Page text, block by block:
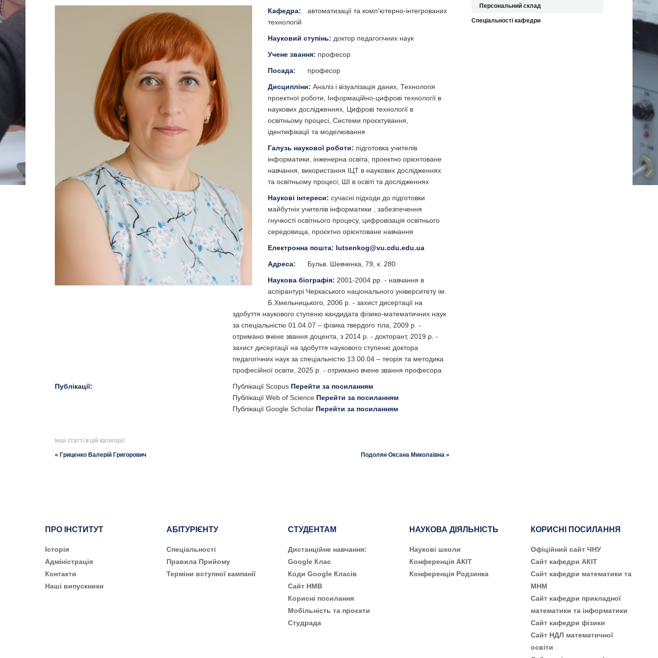
Кафедра:
автоматизації та комп'ютерно-інтегрованих
технологій
Науковий ступінь: доктор педагогічних наук
Учене звання: професор
Посада: професор
Дисципліни:Аналіз і візуалізація даних, Технологія
проектної роботи, Інформаційно-цифрові технології в
наукових дослідженнях, Цифрові технології в
освітньому процесі, Системи проєктування,
ідентифікації та моделювання
Галузь наукової роботи: підготовка учителів
інформатики, інженерна освіта, проектно орієнтоване
навчання, використання ІЦТ в наукових дослідженнях
та освітньому процесі, ШІ в освіті та дослідженнях
Наукові інтереси:сучасні підходи до підготовки
майбутніх учителів інформатики , забезпечення
гнучкості освітнього процесу, цифровізація освітнього
середовища, проєктно орієнтоване навчання
Електронна пошта: lutsenkog@vu.cdu.edu.ua
Адреса: Бульв. Шевченка, 79, к. 280
Наукова біографія: 2001-2004 рр. - навчання в
аспірантурі Черкаського національного університету ім.
Б.Хмельницького, 2006 р. - захист дисертації на
здобуття наукового ступеню кандидата фізико-математичних наук
за спеціальністю 01.04.07 – фізика твердого тіла, 2009 р. -
отримано вчене звання доцента, з 2014 р. - докторант, 2019 р. -
захист дисертації на здобуття наукового ступеню доктора
педагогічних наук за спеціальністю 13.00.04 – теорія та методика
професійної освіти, 2025 р. - отримано вчене звання професора
Публікації: Публікації Scopus Перейти за посиланням
Публікації Web of Science Перейти за посиланням
Публікації Google Scholar Перейти за посиланням
Інші статті в цій категорії:
« Гриценко Валерій Григорович Подолян Оксана Миколаївна »
Персональний склад
Спеціальності кафедри
ПРО ІНСТИТУТ
Історія
Адміністрація
Контакти
Наші випускники
АБІТУРІЄНТУ
Cпеціальності
Правила Прийому
Терміни вступної кампанії
СТУДЕНТАМ
Дистанційне навчання:
Google Клас
Коди Google Класів
Сайт НМВ
Корисні посилання
Мобільність та проєкти
Студрада
НАУКОВА ДІЯЛЬНІСТЬ
Наукові школи
Конференція АКІТ
Конференція Родзинка
КОРИСНІ ПОСИЛАННЯ
Офіційний сайт ЧНУ
Сайт кафедри АКІТ
Сайт кафедри математики та
МНМ
Сайт кафедри прикладної
математики та інформатики
Сайт кафедри фізики
Сайт НДЛ математичної
освіти